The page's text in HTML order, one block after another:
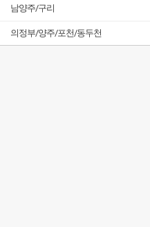
남양주/구리
의정부/양주/포천/동두천